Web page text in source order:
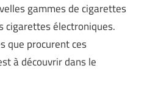
gammes de cigarettes
cigarettes électroniques.
que procurent ces
à découvrir dans le